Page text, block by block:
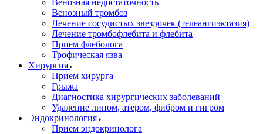
Венозная недостаточность
Венозный тромбоз
Лечение сосудистых звездочек (телеангиэктазия)
Лечение тромбофлебита и флебита
Прием флеболога
Трофическая язва
Хирургия
Прием хирурга
Грыжа
Диагностика хирургических заболеваний
Удаление липом, атером, фибром и гигром
Эндокринология
Прием эндокринолога